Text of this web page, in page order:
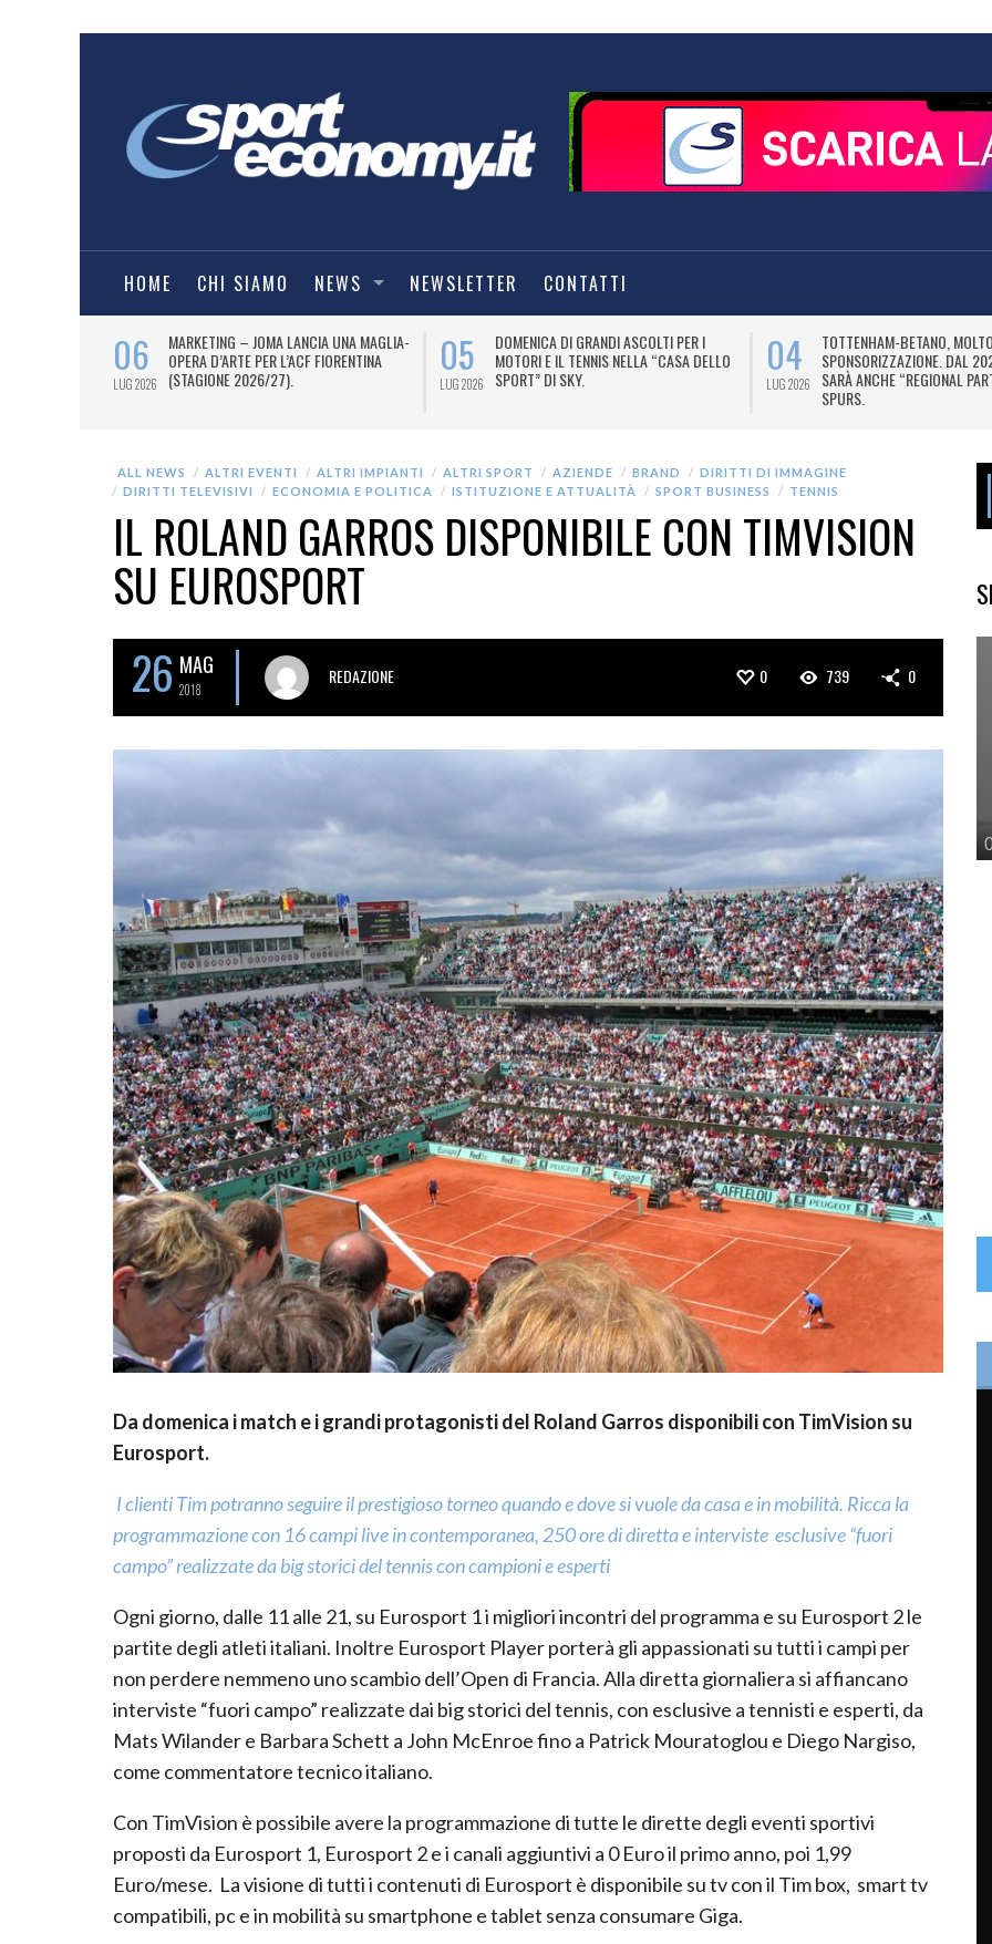
HOME CHI SIAMO NEWS NEWSLETTER CONTATTI
06
LUG 2026
MARKETING – JOMA LANCIA UNA MAGLIA-
OPERA D’ARTE PER L’ACF FIORENTINA
(STAGIONE 2026/27).
05
LUG 2026
DOMENICA DI GRANDI ASCOLTI PER I
MOTORI E IL TENNIS NELLA “CASA DELLO
SPORT” DI SKY.
04
LUG 2026
TOTTENHAM-BETANO,
SPONSORIZZAZIONE. DAL
SARÀ ANCHE “REGIONAL
SPURS.
ALL NEWS ALTRI EVENTI ALTRI IMPIANTI ALTRI SPORT AZIENDE BRAND
DIRITTI DI IMMAGINE
DIRITTI TELEVISIVI
ECONOMIA E POLITICA ISTITUZIONE E ATTUALITÀ SPORT BUSINESS TENNIS
IL ROLAND GARROS DISPONIBILE CON TIMVISION
SU EUROSPORT
26 MAG
2018
REDAZIONE 0 739 0
Da domenica i match e i grandi protagonisti del Roland Garros disponibili con TimVision su
Eurosport.
I clienti Tim potranno seguire il prestigioso torneo quando e dove si vuole da casa e in mobilità. Ricca la
programmazione con 16 campi live in contemporanea, 250 ore di diretta e interviste esclusive “fuori
campo” realizzate da big storici del tennis con campioni e esperti
Ogni giorno, dalle 11 alle 21, su Eurosport 1 i migliori incontri del programma e su Eurosport 2 le
partite degli atleti italiani. Inoltre Eurosport Player porterà gli appassionati su tutti i campi per
non perdere nemmeno uno scambio dell’Open di Francia. Alla diretta giornaliera si affiancano
interviste “fuori campo” realizzate dai big storici del tennis, con esclusive a tennisti e esperti, da
Mats Wilander e Barbara Schett a John McEnroe fino a Patrick Mouratoglou e Diego Nargiso,
come commentatore tecnico italiano.
Con TimVision è possibile avere la programmazione di tutte le dirette degli eventi sportivi
proposti da Eurosport 1, Eurosport 2 e i canali aggiuntivi a 0 Euro il primo anno, poi 1,99
Euro/mese. La visione di tutti i contenuti di Eurosport è disponibile su tv con il Tim box, smart tv
compatibili, pc e in mobilità su smartphone e tablet senza consumare Giga.